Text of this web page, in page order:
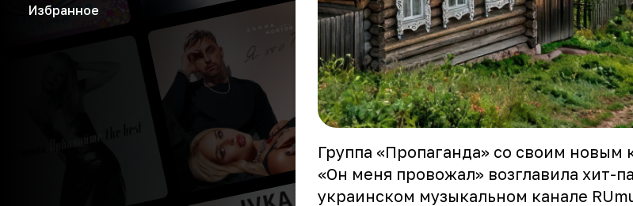
Избранное
Группа «Пропаганда» со своим новым
«Он меня провожал» возглавила хит-
украинском музыкальном канале